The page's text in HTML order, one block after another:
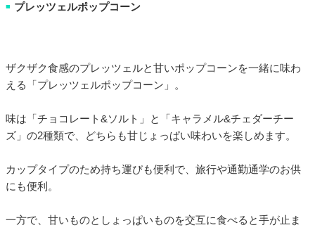
■ プレッツェルポップコーン
ザクザク食感のプレッツェルと甘いポップコーンを一緒に味わ
える「プレッツェルポップコーン」。
味は「チョコレート&ソルト」と「キャラメル&チェダーチー
ズ」の2種類で、どちらも甘じょっぱい味わいを楽しめます。
カップタイプのため持ち運びも便利で、旅行や通勤通学のお供
にも便利。
一方で、甘いものとしょっぱいものを交互に食べると手が止ま